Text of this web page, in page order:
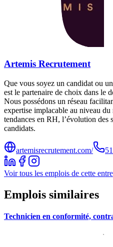
Artemis Recrutement
Que vous soyez un candidat ou
est le partenaire de choix dans le
Nous possédons un réseau
expertise implacable au niveau
tendances en RH, l’évolution des
candidats.
artemisrecrutement.com/
Voir tous les emplois de cette
Emplois similaires
Technicien en conformité,